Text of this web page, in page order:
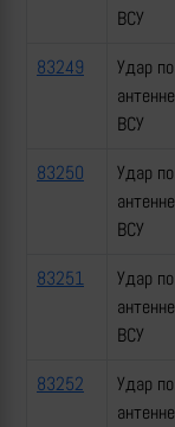
ВСУ
83249
Удар по
антенне
ВСУ
83250
Удар по
антенне
ВСУ
83251
Удар по
антенне
ВСУ
83252
Удар по
антенне